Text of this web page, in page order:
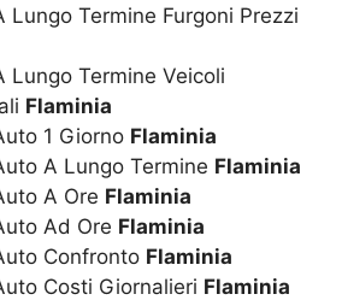
Lungo Termine Furgoni Prezzi
Lungo Termine Veicoli
Flaminia
1 Giorno Flaminia
A Lungo Termine Flaminia
A Ore Flaminia
Ad Ore Flaminia
Confronto Flaminia
Costi Giornalieri Flaminia